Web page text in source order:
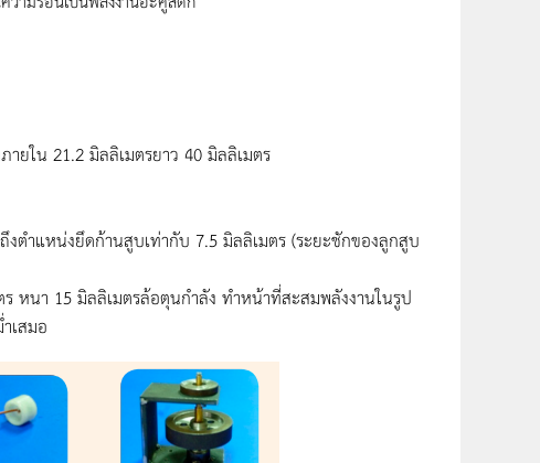
ใน 21.2 มิลลิเมตรยาว 40 มิลลิเมตร
ตำแหน่งยึดก้านสูบเท่ากับ 7.5 มิลลิเมตร (ระยะชักของลูกสูบ
หนา 15 มิลลิเมตรล้อตุนกำลัง ทำหน้าที่สะสมพลังงานในรูป
เสมอ